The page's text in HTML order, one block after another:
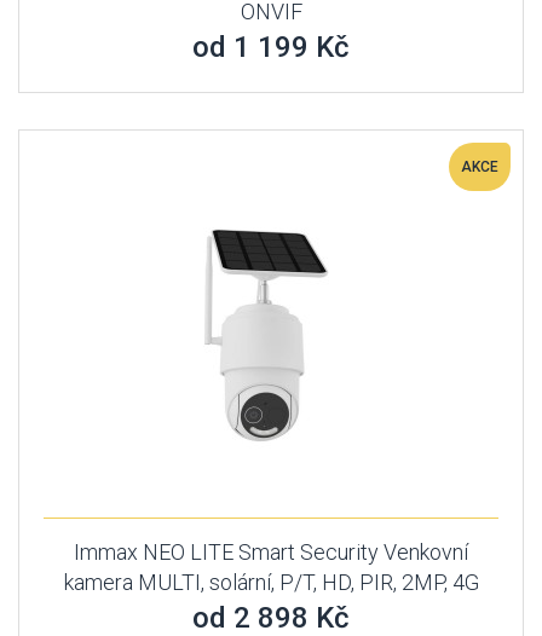
ONVIF
od 1 199 Kč
AKCE
Immax NEO LITE Smart Security Venkovní
kamera MULTI, solární, P/T, HD, PIR, 2MP, 4G
od 2 898 Kč